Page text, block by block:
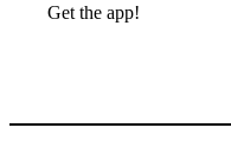
Get the app!